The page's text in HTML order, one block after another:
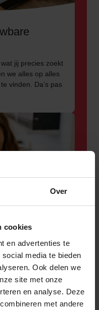
Over
cookies
en advertenties te
media te bieden
Ook delen we
site met onze
en analyse. Deze
met andere
jij precies zoekt
we alles op alles
vinden. Da’s pas
en kennis is
de
gemotiveerde